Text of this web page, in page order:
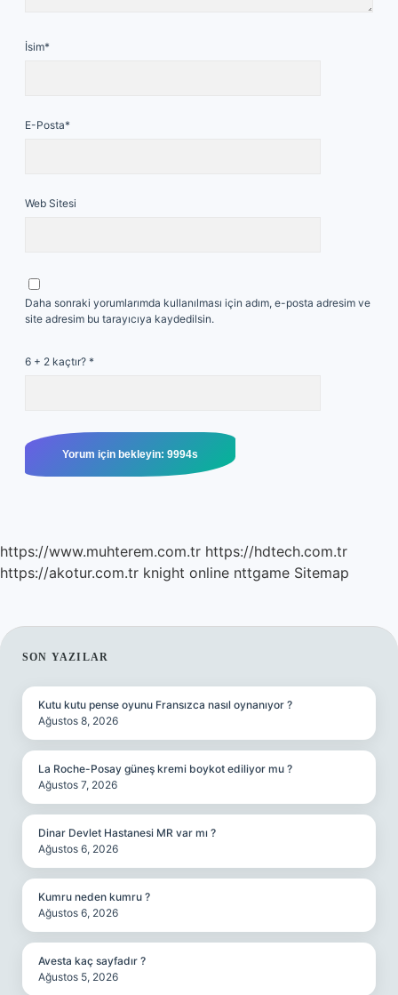
İsim*
E-Posta*
Web Sitesi
Daha sonraki yorumlarımda kullanılması için adım, e-posta adresim ve
site adresim bu tarayıcıya kaydedilsin.
6 + 2 kaçtır? *
https://www.muhterem.com.tr https://hdtech.com.tr
https://akotur.com.tr knight online nttgame Sitemap
SIDEBAR
SON YAZILAR
Kutu kutu pense oyunu Fransızca nasıl oynanıyor ?
Ağustos 8, 2026
La Roche-Posay güneş kremi boykot ediliyor mu ?
Ağustos 7, 2026
Dinar Devlet Hastanesi MR var mı ?
Ağustos 6, 2026
Kumru neden kumru ?
Ağustos 6, 2026
Avesta kaç sayfadır ?
Ağustos 5, 2026